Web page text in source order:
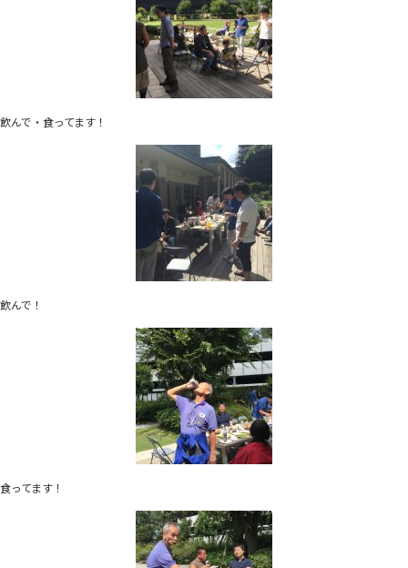
飲んで・食ってます！
飲んで！
食ってます！